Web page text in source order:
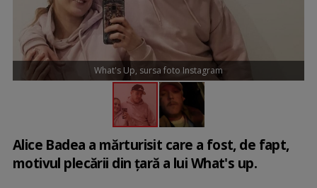
What's Up, sursa foto Instagram
Alice Badea a mărturisit care a fost, de fapt,
motivul plecării din țară a lui What's up.